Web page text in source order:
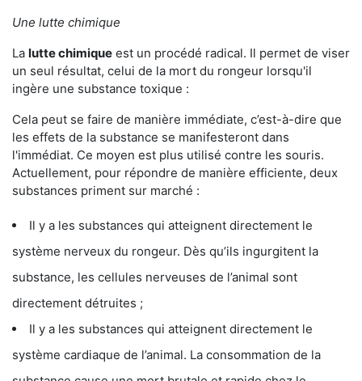
Une lutte chimique
La lutte chimique est un procédé radical. Il permet de viser
un seul résultat, celui de la mort du rongeur lorsqu'il
ingère une substance toxique :
Cela peut se faire de manière immédiate, c’est-à-dire que
les effets de la substance se manifesteront dans
l'immédiat. Ce moyen est plus utilisé contre les souris.
Actuellement, pour répondre de manière efficiente, deux
substances priment sur marché :
Il y a les substances qui atteignent directement le
système nerveux du rongeur. Dès qu’ils ingurgitent la
substance, les cellules nerveuses de l’animal sont
directement détruites ;
Il y a les substances qui atteignent directement le
système cardiaque de l’animal. La consommation de la